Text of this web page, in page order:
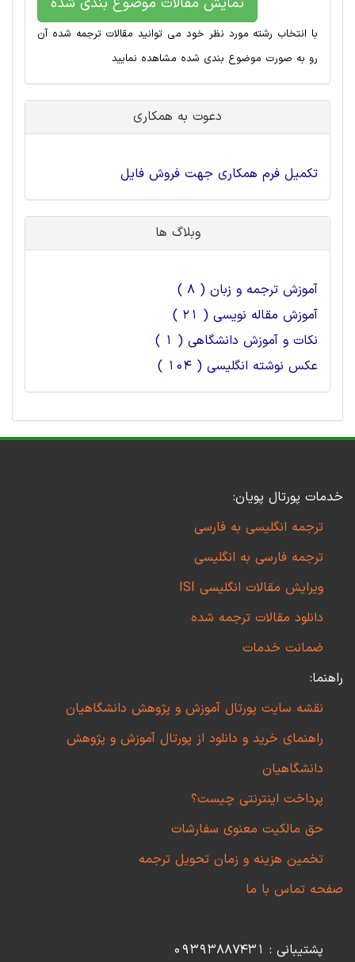
با انتخاب رشته مورد نظر خود می توانید مقالات ترجمه شده آن
رو به صورت موضوع بندی شده مشاهده نمایید
دعوت به همکاری
تکمیل فرم همکاری جهت فروش فایل
وبلاگ ها
آموزش ترجمه و زبان ( 8 )
آموزش مقاله نویسی ( 21 )
نکات و آموزش دانشگاهی ( 1 )
عکس نوشته انگلیسی ( 104 )
خدمات پورتال پویان:
ترجمه انگلیسی به فارسی
ترجمه فارسی به انگلیسی
ویرایش مقالات انگلیسی ISI
دانلود مقالات ترجمه شده
ضمانت خدمات
راهنما:
نقشه سایت پورتال آموزش و پژوهش دانشگاهیان
راهنمای خرید و دانلود از پورتال آموزش و پژوهش
دانشگاهیان
پرداخت اینترنتی چیست؟
حق مالکیت معنوی سفارشات
تخمین هزینه و زمان تحویل ترجمه
صفحه تماس با ما
پشتیبانی : 09393887431